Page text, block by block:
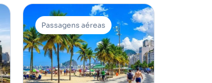
Passagens aéreas